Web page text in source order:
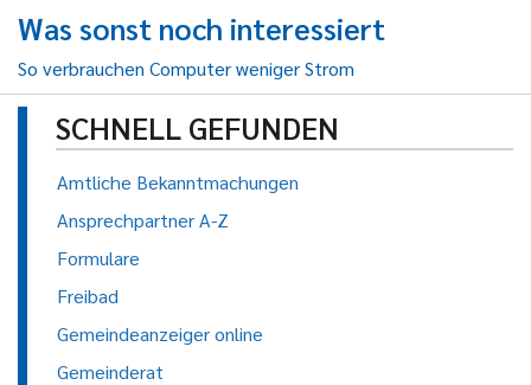
Was sonst noch interessiert
So verbrauchen Computer weniger Strom
SCHNELL GEFUNDEN
Amtliche Bekanntmachungen
Ansprechpartner A-Z
Formulare
Freibad
Gemeindeanzeiger online
Gemeinderat